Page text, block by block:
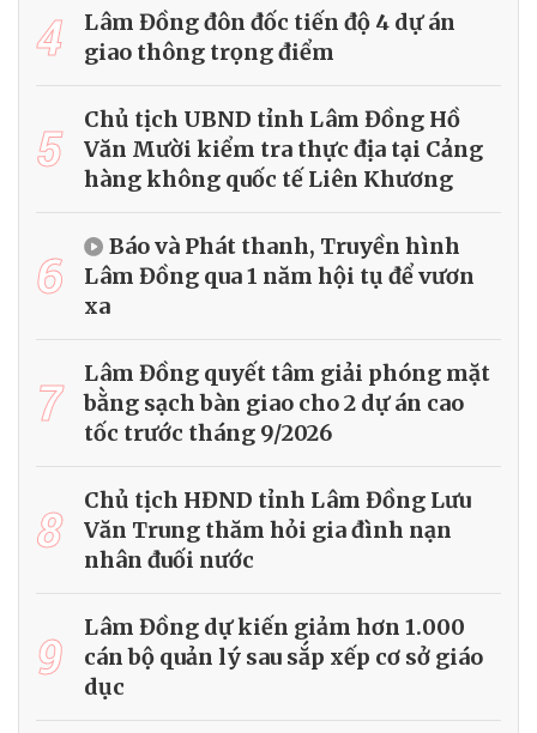
4
Lâm Đồng đôn đốc tiến độ 4 dự án
giao thông trọng điểm
5
Chủ tịch UBND tỉnh Lâm Đồng Hồ
Văn Mười kiểm tra thực địa tại Cảng
hàng không quốc tế Liên Khương
6
Báo và Phát thanh, Truyền hình
Lâm Đồng qua 1 năm hội tụ để vươn
xa
7
Lâm Đồng quyết tâm giải phóng mặt
bằng sạch bàn giao cho 2 dự án cao
tốc trước tháng 9/2026
8
Chủ tịch HĐND tỉnh Lâm Đồng Lưu
Văn Trung thăm hỏi gia đình nạn
nhân đuối nước
9
Lâm Đồng dự kiến giảm hơn 1.000
cán bộ quản lý sau sắp xếp cơ sở giáo
dục